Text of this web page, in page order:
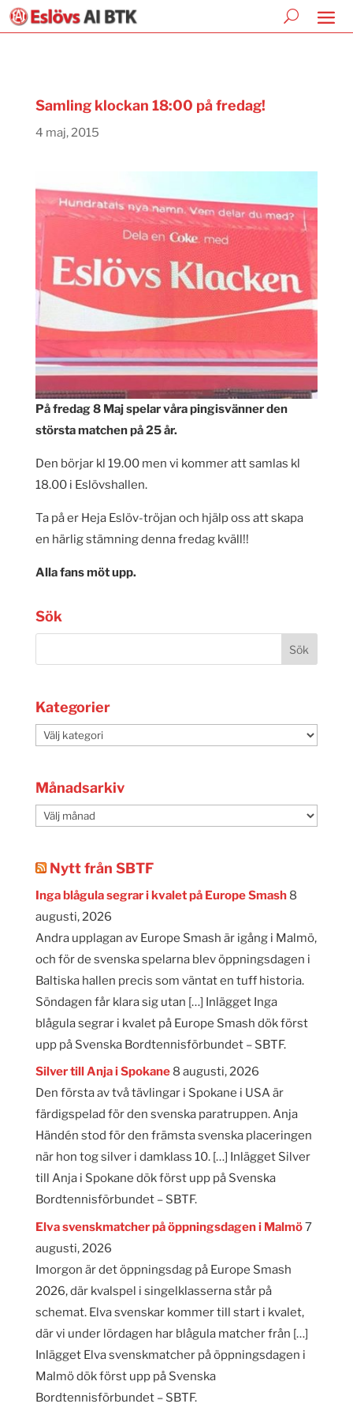
Samling klockan 18:00 på fredag!
4 maj, 2015
På fredag 8 Maj spelar våra pingisvänner den
största matchen på 25 år.
Den börjar kl 19.00 men vi kommer att samlas kl
18.00 i Eslövshallen.
Ta på er Heja Eslöv-tröjan och hjälp oss att skapa
en härlig stämning denna fredag kväll!!
Alla fans möt upp.
Sök
Kategorier
Kategorier
Månadsarkiv
Månadsarkiv
Nytt från SBTF
Inga blågula segrar i kvalet på Europe Smash 8
augusti, 2026
Andra upplagan av Europe Smash är igång i Malmö,
och för de svenska spelarna blev öppningsdagen i
Baltiska hallen precis som väntat en tuff historia.
Söndagen får klara sig utan […] Inlägget Inga
blågula segrar i kvalet på Europe Smash dök först
upp på Svenska Bordtennisförbundet – SBTF.
Silver till Anja i Spokane 8 augusti, 2026
Den första av två tävlingar i Spokane i USA är
färdigspelad för den svenska paratruppen. Anja
Händén stod för den främsta svenska placeringen
när hon tog silver i damklass 10. […] Inlägget Silver
till Anja i Spokane dök först upp på Svenska
Bordtennisförbundet – SBTF.
Elva svenskmatcher på öppningsdagen i Malmö7
augusti, 2026
Imorgon är det öppningsdag på Europe Smash
2026, där kvalspel i singelklasserna står på
schemat. Elva svenskar kommer till start i kvalet,
där vi under lördagen har blågula matcher från […]
Inlägget Elva svenskmatcher på öppningsdagen i
Malmö dök först upp på Svenska
Bordtennisförbundet – SBTF.